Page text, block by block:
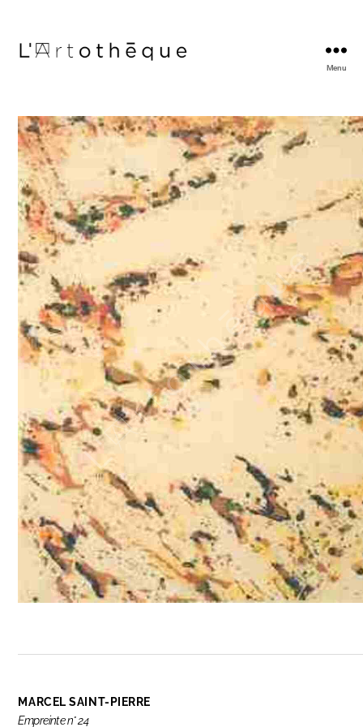
Menu
MARCEL SAINT-PIERRE
Empreinte n° 24